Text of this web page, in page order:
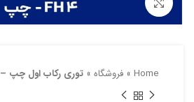
Home
» فروشگاه » توری رکاب اول چپ – FM4